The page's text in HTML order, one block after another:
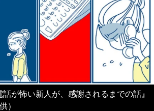
話が怖い新人が、感謝されるまでの話』
）